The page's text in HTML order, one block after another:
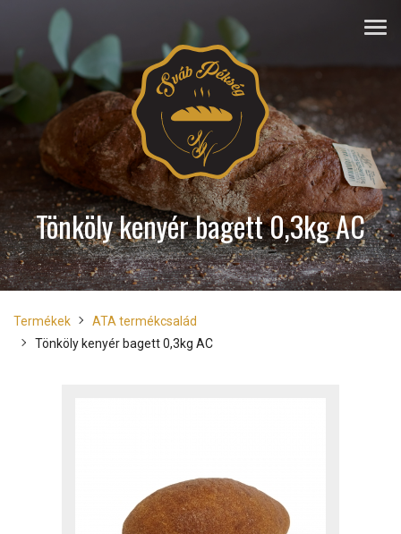
Tönköly kenyér bagett 0,3kg AC
Termékek
ATA termékcsalád
Tönköly kenyér bagett 0,3kg AC